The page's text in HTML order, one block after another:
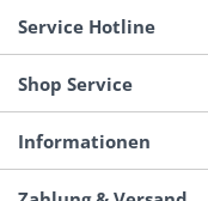
Service Hotline
Shop Service
Informationen